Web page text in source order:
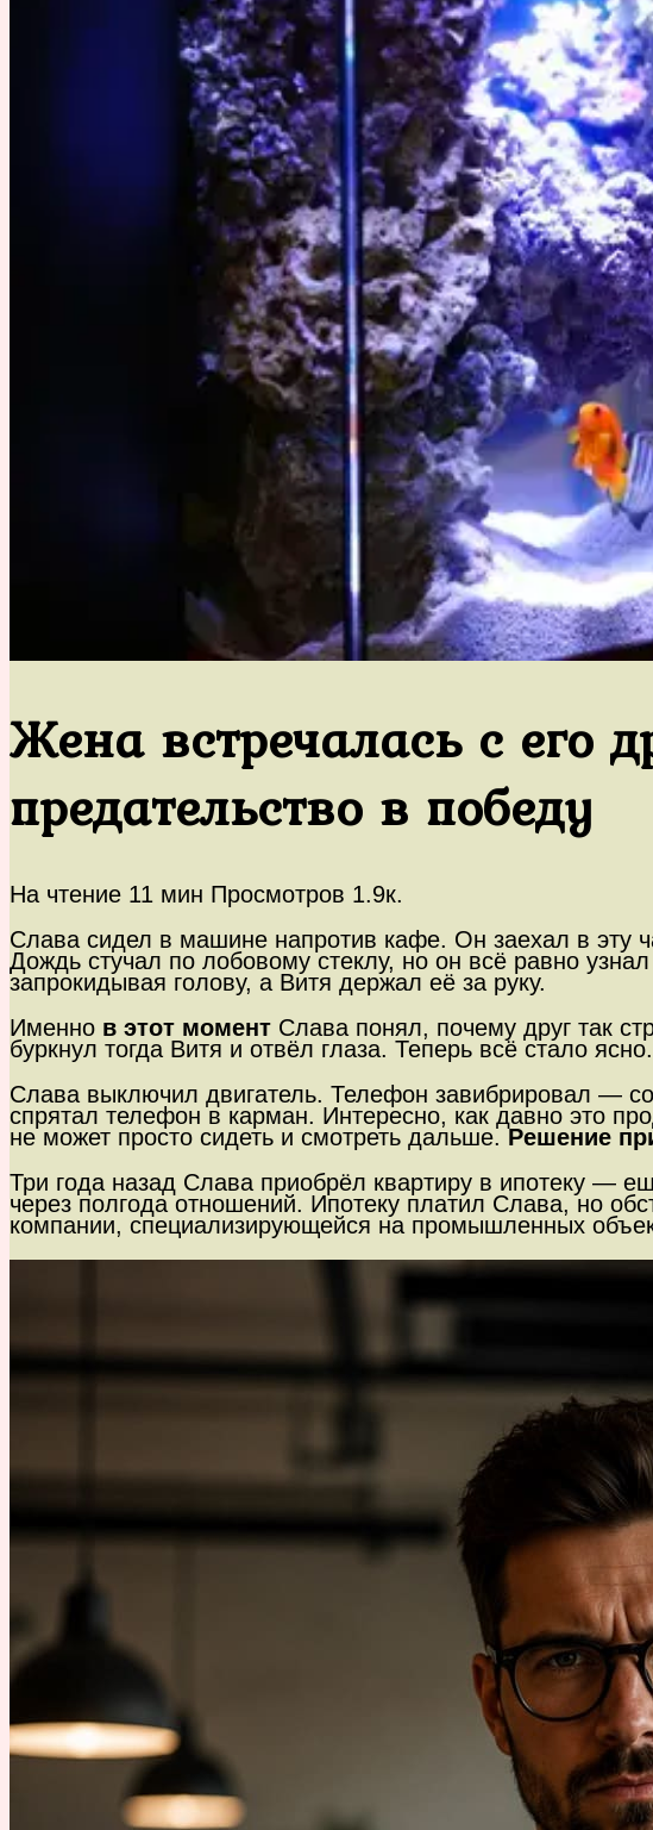
Жена встречалась с его
предательство в победу
На чтение 11 мин Просмотров 1.9к.
Слава сидел в машине напротив кафе. Он заехал в эту
Дождь стучал по лобовому стеклу, но он всё равно
запрокидывая голову, а Витя держал её за руку.
Именно в этот момент Слава понял, почему друг так
буркнул тогда Витя и отвёл глаза. Теперь всё стало ясно.
Слава выключил двигатель. Телефон завибрировал —
спрятал телефон в карман. Интересно, как давно это
не может просто сидеть и смотреть дальше. Решение
Три года назад Слава приобрёл квартиру в ипотеку —
через полгода отношений. Ипотеку платил Слава, но
компании, специализирующейся на промышленных